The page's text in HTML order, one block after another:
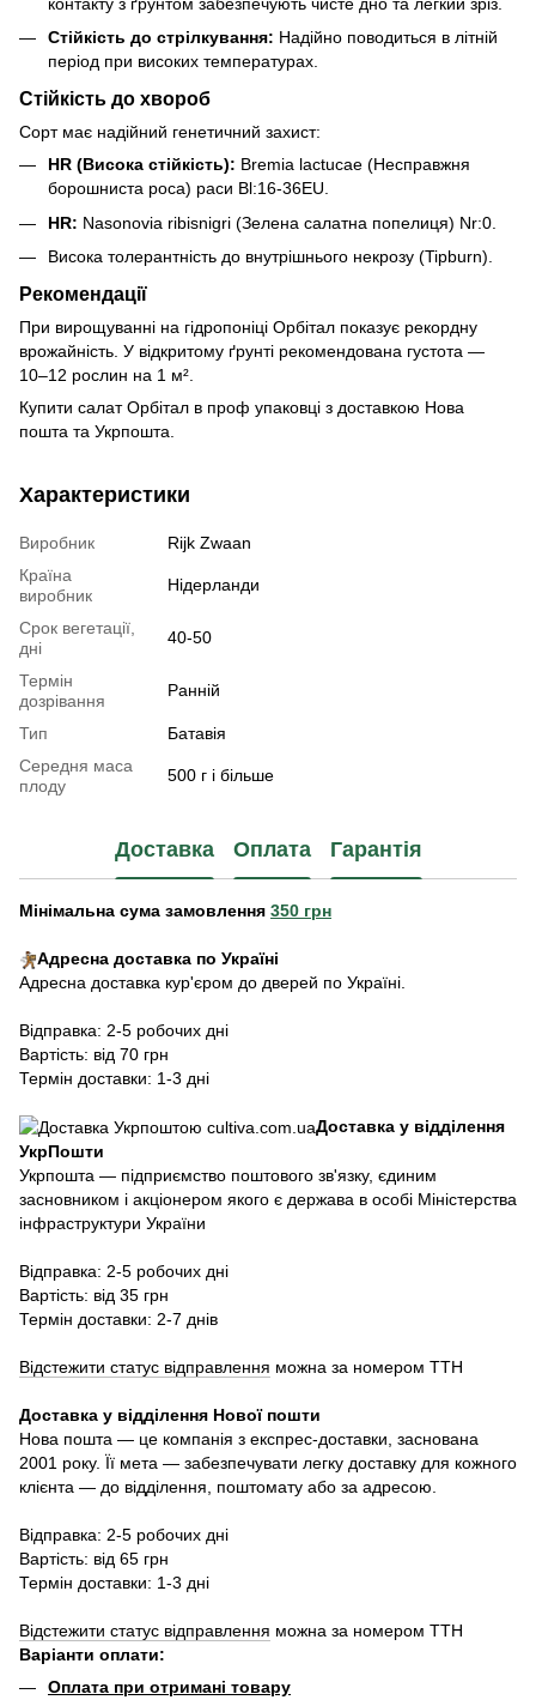
Стійкість до стрілкування: Надійно поводиться в літній
період при високих температурах.
Стійкість до хвороб
Сорт має надійний генетичний захист:
HR (Висока стійкість): Bremia lactucae (Несправжня
борошниста роса) раси Bl:16-36EU.
HR: Nasonovia ribisnigri (Зелена салатна попелиця) Nr:0.
Висока толерантність до внутрішнього некрозу (Tipburn).
Рекомендації
При вирощуванні на гідропоніці Орбітал показує рекордну
врожайність. У відкритому ґрунті рекомендована густота —
10–12 рослин на 1 м².
Купити салат Орбітал в проф упаковці з доставкою Нова
пошта та Укрпошта.
Характеристики
Виробник
Rijk Zwaan
Країна
виробник
Нідерланди
Срок вегетації,
дні
40-50
Термін
дозрівання
Ранній
Тип
Батавія
Середня маса
плоду
500 г і більше
Доставка Оплата Гарантія
Мінімальна сума замовлення 350 грн
Адресна доставка по Україні
Адресна доставка кур'єром до дверей по Україні.
Відправка: 2-5 робочих дні
Вартість: від 70 грн
Термін доставки: 1-3 дні
Доставка у відділення
УкрПошти
Укрпошта — підприємство поштового зв'язку, єдиним
засновником і акціонером якого є держава в особі Міністерства
інфраструктури України
Відправка: 2-5 робочих дні
Вартість: від 35 грн
Термін доставки: 2-7 днів
Відстежити статус відправлення можна за номером ТТН
Доставка у відділення Нової пошти
Нова пошта — це компанія з експрес-доставки, заснована
2001 року. Її мета — забезпечувати легку доставку для кожного
клієнта — до відділення, поштомату або за адресою.
Відправка: 2-5 робочих дні
Вартість: від 65 грн
Термін доставки: 1-3 дні
Відстежити статус відправлення можна за номером ТТН
Варіанти оплати:
Оплата при отримані товару